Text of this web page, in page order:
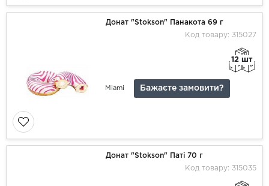
Донат "Stokson" Панакота 69 г
Код товару: 315027
12 шт
Miami Бажаєте замовити?
Донат "Stokson" Паті 70 г
Код товару: 315035